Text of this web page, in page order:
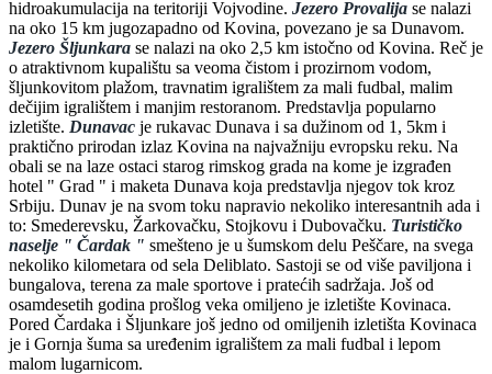
hidroakumulacija na teritoriji Vojvodine. Jezero Provalija se nalazi
na oko 15 km jugozapadno od Kovina, povezano je sa Dunavom.
Jezero Šljunkara se nalazi na oko 2,5 km istočno od Kovina. Reč je
o atraktivnom kupalištu sa veoma čistom i prozirnom vodom,
šljunkovitom plažom, travnatim igralištem za mali fudbal, malim
dečijim igralištem i manjim restoranom. Predstavlja popularno
izletište. Dunavac je rukavac Dunava i sa dužinom od 1, 5km i
praktično prirodan izlaz Kovina na najvažniju evropsku reku. Na
obali se na laze ostaci starog rimskog grada na kome je izgrađen
hotel " Grad " i maketa Dunava koja predstavlja njegov tok kroz
Srbiju. Dunav je na svom toku napravio nekoliko interesantnih ada i
to: Smederevsku, Žarkovačku, Stojkovu i Dubovačku. Turističko
naselje " Čardak " smešteno je u šumskom delu Peščare, na svega
nekoliko kilometara od sela Deliblato. Sastoji se od više paviljona i
bungalova, terena za male sportove i pratećih sadržaja. Još od
osamdesetih godina prošlog veka omiljeno je izletište Kovinaca.
Pored Čardaka i Šljunkare još jedno od omiljenih izletišta Kovinaca
je i Gornja šuma sa uređenim igralištem za mali fudbal i lepom
malom lugarnicom.